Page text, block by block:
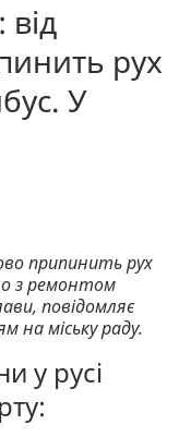
рух
У
припинить рух
з ремонтом
повідомляє
на міську раду.
у русі